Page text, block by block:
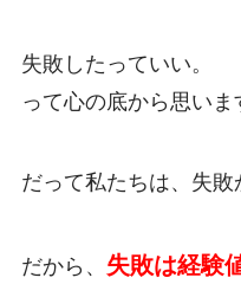
失敗したっていい。
って心の底から思いま
だって私たちは、失敗
だから、 失敗は経験